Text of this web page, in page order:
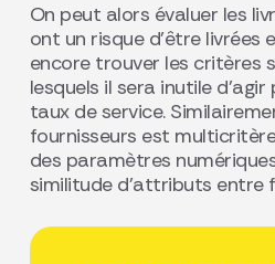
On peut alors évaluer les
ont un risque d’être livrées
encore trouver les critères
lesquels il sera inutile
taux de service.
fournisseurs est
des paramètres
similitude d’attributs entre